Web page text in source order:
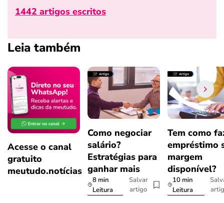
1442 artigos escritos
Leia também
Acesse o canal
gratuito
meutudo.notícias
Como negociar
salário?
Estratégias para
ganhar mais
8 min
Leitura
Salvar
artigo
Tem como
empréstimo
margem
disponível?
10 min
Leitura